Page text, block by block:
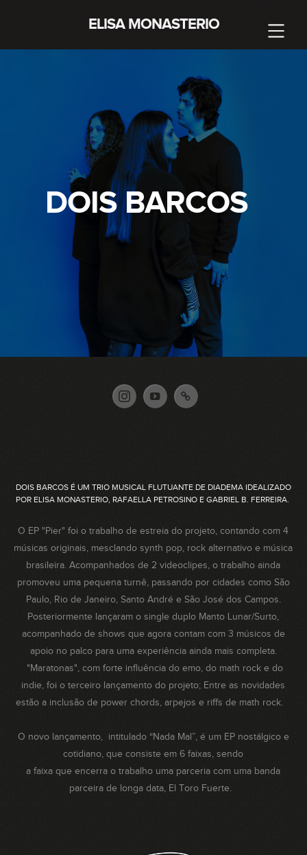
ELISA MONASTERIO
DOIS BARCOS
DOIS BARCOS É UM TRIO MUSICAL FLUTUANTE DE DIADEMA IDEALIZADO
POR ELISA MONASTERIO, RAFAELLA PETROSINO E GABRIEL B. FERREIRA.
O EP "Pier" foi o trabalho de estreia do projeto, contando com 4
músicas originais, mesclando synth pop, rock alternativo e música
brasileira. Acompanhados de 2 videoclipes, o trabalho ainda
promoveu uma pequena turnê, passando por cidades como São
Paulo, Rio de Janeiro, Santo André e São José dos Campos.
Posteriormente lançaram o single duplo Manto Lunar/Surto,
acompanhado de shows que agora contam com 3 músicos de
apoio no palco para uma experiência ainda mais completa.
"Maratonas", com forte influência do emo, do math rock e do
indie, foi o terceiro lançamento do projeto; Entre as novidades
estão a inclusão de power chords, arpejos e riffs de math rock.
O novo lançamento, intitulado “Nada Mal”, é um EP nostálgico e
cotidiano, que consiste em 6 faixas, sendo
a faixa que encerra o trabalho uma parceria com uma banda
parceira de longa data, El Toro Fuerte.